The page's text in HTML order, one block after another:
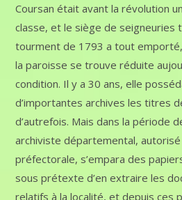
Coursan était avant la révolution
classe, et le siège de seigneuries
tourment de 1793 a tout
la paroisse se trouve réduite
condition. Il y a 30 ans, elle
d’importantes archives les titres
d’autrefois. Mais dans la période
archiviste départemental, autorisé
préfectorale, s’empara des
sous prétexte d’en extraire les
relatifs à la localité, et depuis ces